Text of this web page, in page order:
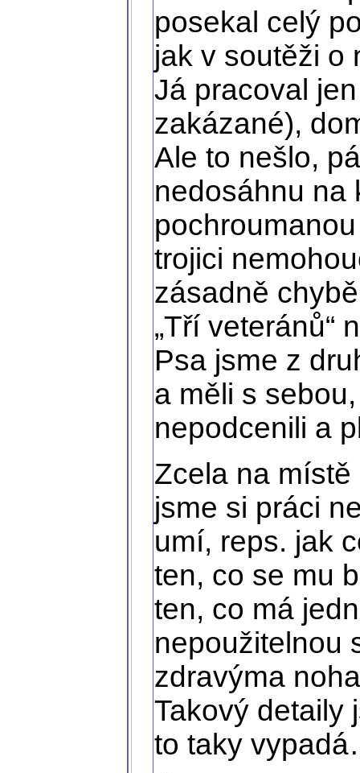
posekal celý
jak v soutěži o
Já pracoval
zakázané),
Ale to nešlo,
nedosáhnu na
trojici
zásadně
„Tří veteránů“
Psa jsme z
a měli s
nepodcenili a
Zcela na
jsme si práci
umí, reps. jak
ten, co se mu
ten, co má
nepoužitelnou
zdravýma
Takový detaily
to taky